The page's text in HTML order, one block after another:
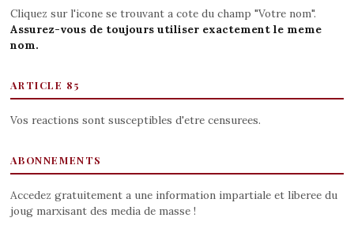
Cliquez sur l'icone se trouvant a cote du champ "Votre nom".
Assurez-vous de toujours utiliser exactement le meme
nom.
ARTICLE 85
Vos reactions sont susceptibles d'etre censurees.
ABONNEMENTS
Accedez gratuitement a une information impartiale et liberee du
joug marxisant des media de masse !